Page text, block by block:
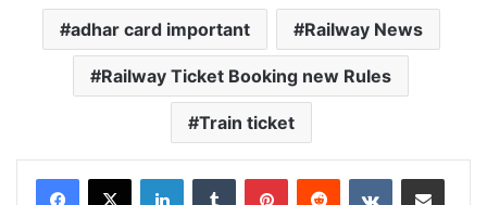
adhar card important Railway News
Railway Ticket Booking new Rules
Train ticket
LinkedInTumblr PinterestReddit VKontakteShare via Email